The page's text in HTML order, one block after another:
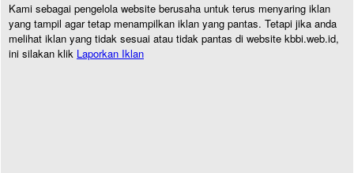
Kami sebagai pengelola website berusaha untuk terus menyaring iklan
yang tampil agar tetap menampilkan iklan yang pantas. Tetapi jika anda
melihat iklan yang tidak sesuai atau tidak pantas di website kbbi.web.id,
ini silakan klik Laporkan Iklan